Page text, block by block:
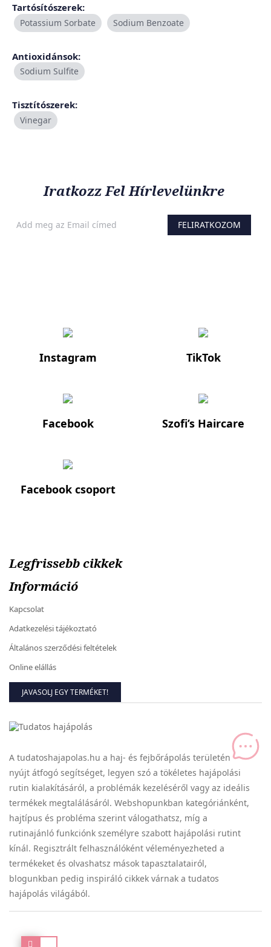
Tartósítószerek:
Potassium Sorbate Sodium Benzoate
Antioxidánsok:
Sodium Sulfite
Tisztítószerek:
Vinegar
Iratkozz Fel Hírlevelünkre
FELIRATKOZOM
Instagram TikTok
Facebook Szofi’s Haircare
Facebook csoport
A tudatoshajapolas.hu a haj- és fejbőrápolás területén
nyújt átfogó segítséget, legyen szó a tökéletes hajápolási
rutin kialakításáról, a problémák kezeléséről vagy az ideális
termékek megtalálásáról. Webshopunkban kategóriánként,
hajtípus és probléma szerint válogathatsz, míg a
rutinajánló funkciónk személyre szabott hajápolási rutint
kínál. Regisztrált felhasználóként véleményezheted a
termékeket és olvashatsz mások tapasztalatairól,
blogunkban pedig inspiráló cikkek várnak a tudatos
hajápolás világából.
Legfrissebb cikkek
Információ
Kapcsolat
Adatkezelési tájékoztató
Általános szerződési feltételek
Online elállás
JAVASOLJ EGY TERMÉKET!